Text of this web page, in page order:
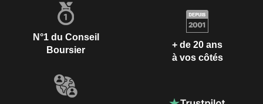
N°1 du Conseil
Boursier
+ de 20 ans
à vos côtés